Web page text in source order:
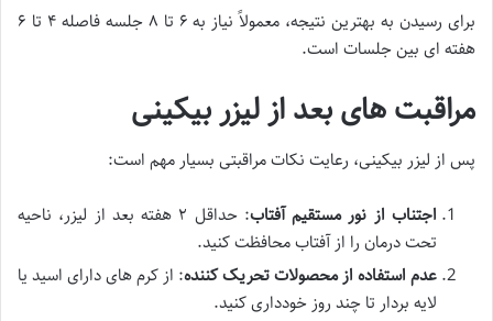
برای رسیدن به بهترین نتیجه، معمولاً نیاز به ۶ تا ۸ جلسه فاصله ۴ تا ۶
هفته ای بین جلسات است.
مراقبت های بعد از لیزر بیکینی
پس از لیزر بیکینی، رعایت نکات مراقبتی بسیار مهم است:
اجتناب از نور مستقیم آفتاب
: حداقل ۲ هفته بعد از لیزر، ناحیه
تحت درمان را از آفتاب محافظت کنید.
عدم استفاده از محصولات تحریک کننده: از کرم های دارای اسید یا
لایه بردار تا چند روز خودداری کنید.